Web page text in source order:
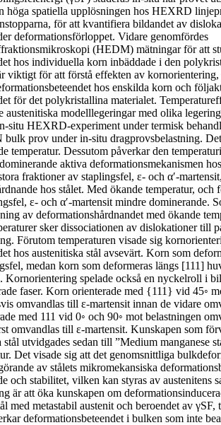
höga spatiella upplösningen hos HEXRD
för att kvantifiera bildandet av
deformationsförloppet. Vidare genomfördes
(HEDM) mätningar för att
hos individuella korn inbäddade i den
viktigt för att förstå effekten av
hos enskilda korn och
för det polykristallina materialet.
austenitiska modelllegeringar med olika
situ HEXRD-experiment under termisk
prov under in-situ dragprovsbelastning.
temperatur. Dessutom påverkar den
aktiva deformationsmekanismen
fraktioner av staplingsfel, ε- och α′-
hos stålet. Med ökande temperatur,
ε- och α′-martensit mindre dominerande.
av deformationshårdnandet med ökande
sker dissociationen av dislokationer till
Förutom temperaturen visade sig
hos austenitiska stål avsevärt. Korn som
medan korn som deformeras längs [111]
Kornorientering spelade också en nyckelroll i
faser. Korn orienterade med {111} vid 45◦
omvandlas till ε-martensit innan de vidare
med 111 vid 0◦ och 90◦ mot belastningen
omvandlas till ε-martensit. Kunskapen som
stål utvidgades sedan till ”Medium manganese
Det visade sig att det genomsnittliga
av stålets mikromekansiska
och stabilitet, vilken kan styras av austenitens
är att öka kunskapen om
med metastabil austenit och beroendet av γSF,
deformationsbeteendet i bulken som inte